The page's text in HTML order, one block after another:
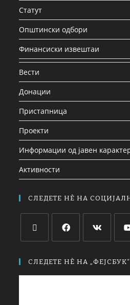
Статут
Општински одбори
Финансиски извештаи
Вести
Донации
Пристапница
Проекти
Информации од јавен
Активности
СЛЕДЕТЕ НЀ НА
СЛЕДЕТЕ НЀ НА „ФЕЈСБУК“